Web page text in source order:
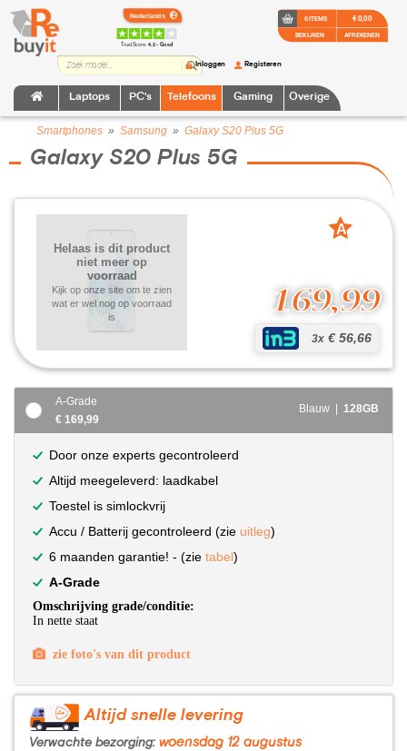
TrustScore:4.2 • Goed
Laptops PC's Telefoons Gaming Overige
Inloggen Registeren
0 ITEMS
BEKIJKEN
€ 0,00
AFREKENEN
Smartphones » Samsung » Galaxy S20 Plus 5G
Galaxy S20 Plus 5G
169,99
3x € 56,66
Helaas is dit product
niet meer op
voorraad
Kijk op onze site om te zien
wat er wel nog op voorraad
is
A
A-Grade
€ 169,99
Blauw | 128GB
Door onze experts gecontroleerd
Altijd meegeleverd: laadkabel
Toestel is simlockvrij
Accu / Batterij gecontroleerd (zie uitleg)
6 maanden garantie! - (zie tabel)
A-Grade
Omschrijving grade/conditie:
In nette staat
zie foto's van dit product
Altijd snelle levering
Verwachte bezorging: woensdag 12 augustus